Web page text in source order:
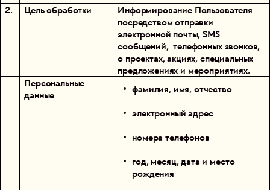
2. Цель обработки
Информирование Пользователя
посредством отправки
электронной почты, SMS
сообщений, телефонных звонков,
о проектах, акциях, специальных
предложениях и мероприятиях.
Персональные
данные
фамилия, имя, отчество
электронный адрес
номера телефонов
год, месяц, дата и место
рождения